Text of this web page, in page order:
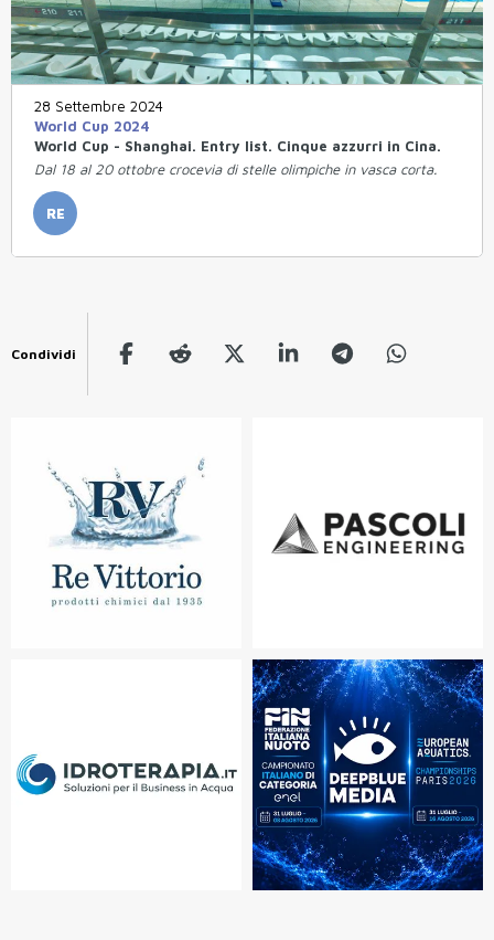
28 Settembre 2024
World Cup 2024
World Cup - Shanghai. Entry list. Cinque azzurri in Cina.
Dal 18 al 20 ottobre crocevia di stelle olimpiche in vasca corta.
RE
Condividi